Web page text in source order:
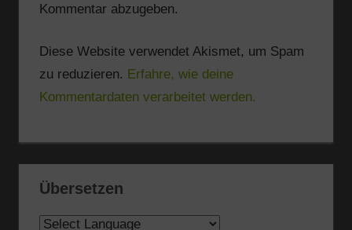
Kommentar abzugeben.
Diese Website verwendet Akismet, um Spam
zu reduzieren. Erfahre, wie deine
Kommentardaten verarbeitet werden.
Übersetzen